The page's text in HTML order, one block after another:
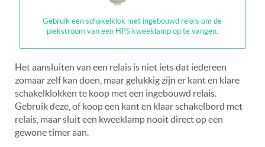
Gebruik een schakelklok met ingebouwd relais om de
piekstroom van een HPS kweeklamp op te vangen.
Het aansluiten van een relais is niet iets dat iedereen
zomaar zelf kan doen, maar gelukkig zijn er kant en klare
schakelklokken te koop met een ingebouwd relais.
Gebruik deze, of koop een kant en klaar schakelbord met
relais, maar sluit een kweeklamp nooit direct op een
gewone timer aan.